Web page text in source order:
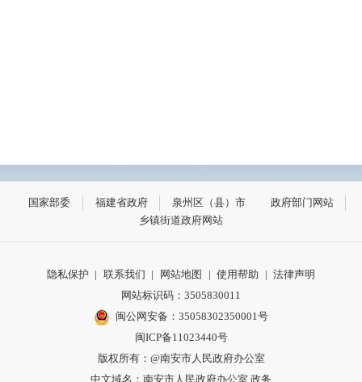
国家部委 福建省政府 泉州区（县）市
政府部门网站
乡镇街道政府网站
隐私保护 | 联系我们 | 网站地图 | 使用帮助 | 法律声明
网站标识码：3505830011
闽公网安备：35058302350001号
闽ICP备11023440号
版权所有：@南安市人民政府办公室
中文域名：南安市人民政府办公室.政务